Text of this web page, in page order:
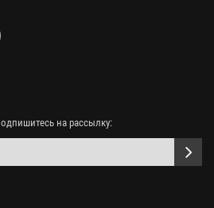
на рассылку: